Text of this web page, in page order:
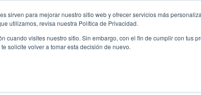
sirven para mejorar nuestro sitio web y ofrecer servicios más
utilizamos, revisa nuestra Política de Privacidad.
cuando visites nuestro sitio. Sin embargo, con el fin de cumplir con tus
solicite volver a tomar esta decisión de nuevo.